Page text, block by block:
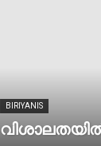
BIRIYANIS